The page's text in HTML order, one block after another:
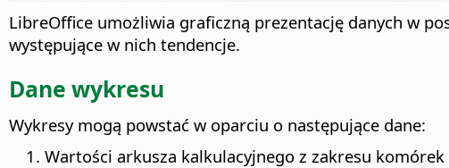
LibreOffice umożliwia graficzną prezentację danych w
występujące w nich tendencje.
Dane wykresu
Wykresy mogą powstać w oparciu o następujące dane:
Wartości arkusza kalkulacyjnego z zakresu